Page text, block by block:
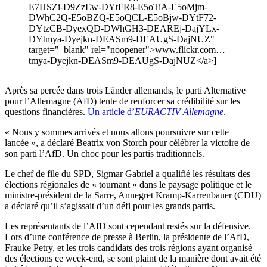
E7HSZi-D9ZzEw-DYtFR8-E5oTiA-E5oMjm-
DWhC2Q-E5oBZQ-E5oQCL-E5oBjw-DYtF72-
DYtzCB-DyexQD-DWhGH3-DEAREj-DajYLx-
DYtmya-Dyejkn-DEASm9-DEAUgS-DajNUZ"
target="_blank" rel="noopener">www.flickr.com…
tmya-Dyejkn-DEASm9-DEAUgS-DajNUZ</a>]
Après sa percée dans trois Länder allemands, le parti Alternative
pour l’Allemagne (AfD) tente de renforcer sa crédibilité sur les
questions financières. Un article d’EURACTIV Allemagne.
« Nous y sommes arrivés et nous allons poursuivre sur cette
lancée », a déclaré Beatrix von Storch pour célébrer la victoire de
son parti l’AfD. Un choc pour les partis traditionnels.
Le chef de file du SPD, Sigmar Gabriel a qualifié les résultats des
élections régionales de « tournant » dans le paysage politique et le
ministre-président de la Sarre, Annegret Kramp-Karrenbauer (CDU)
a déclaré qu’il s’agissait d’un défi pour les grands partis.
Les représentants de l’AfD sont cependant restés sur la défensive.
Lors d’une conférence de presse à Berlin, la présidente de l’AfD,
Frauke Petry, et les trois candidats des trois régions ayant organisé
des élections ce week-end, se sont plaint de la manière dont avait été